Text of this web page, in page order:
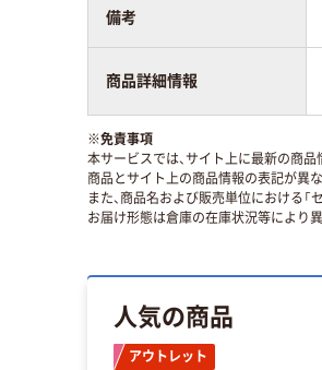
備考
商品詳細情報
※免責事項
本サービスでは、サイト上に最新の商品
商品とサイト上の商品情報の表記が異
また、商品名および販売単位における「
お届け形態は倉庫の在庫状況等により
人気の商品
アウトレット